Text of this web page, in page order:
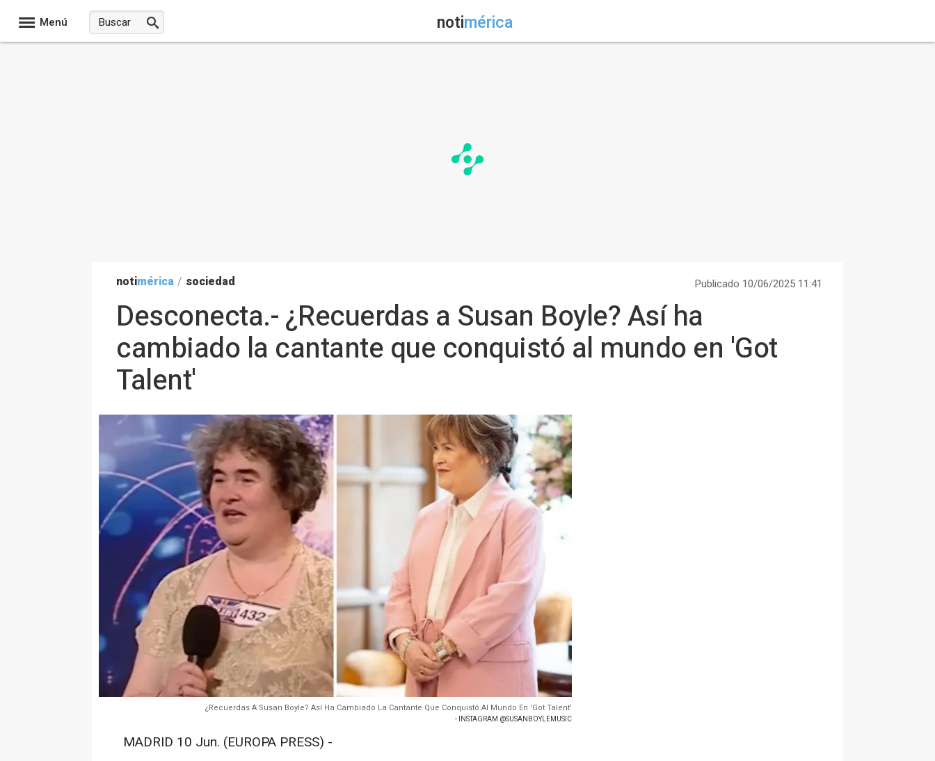
Menú notimérica
notimérica / sociedad Publicado 10/06/2025 11:41
Desconecta.- ¿Recuerdas a Susan Boyle? Así ha
cambiado la cantante que conquistó al mundo en 'Got
Talent'
¿Recuerdas A Susan Boyle? Así Ha Cambiado La Cantante Que Conquistó Al Mundo En 'Got Talent'
- INSTAGRAM @SUSANBOYLEMUSIC
MADRID 10 Jun. (EUROPA PRESS) -